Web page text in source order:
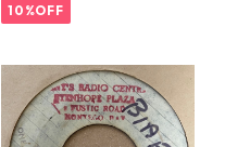
10%OFF